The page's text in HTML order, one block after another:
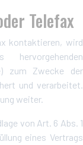
Telefax
kontaktieren, wird
zum Zwecke der
und verarbeitet.
weiter.
von Art. 6 Abs. 1
eines Vertrags